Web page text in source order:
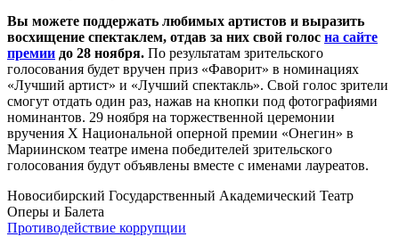
Вы можете поддержать любимых артистов и выразить
восхищение спектаклем, отдав за них свой голос на сайте
премии до 28 ноября. По результатам зрительского
голосования будет вручен приз «Фаворит» в номинациях
«Лучший артист» и «Лучший спектакль». Свой голос зрители
смогут отдать один раз, нажав на кнопки под фотографиями
номинантов. 29 ноября на торжественной церемонии
вручения X Национальной оперной премии «Онегин» в
Мариинском театре имена победителей зрительского
голосования будут объявлены вместе с именами лауреатов.
Новосибирский Государственный Академический Театр
Оперы и Балета
Противодействие коррупции